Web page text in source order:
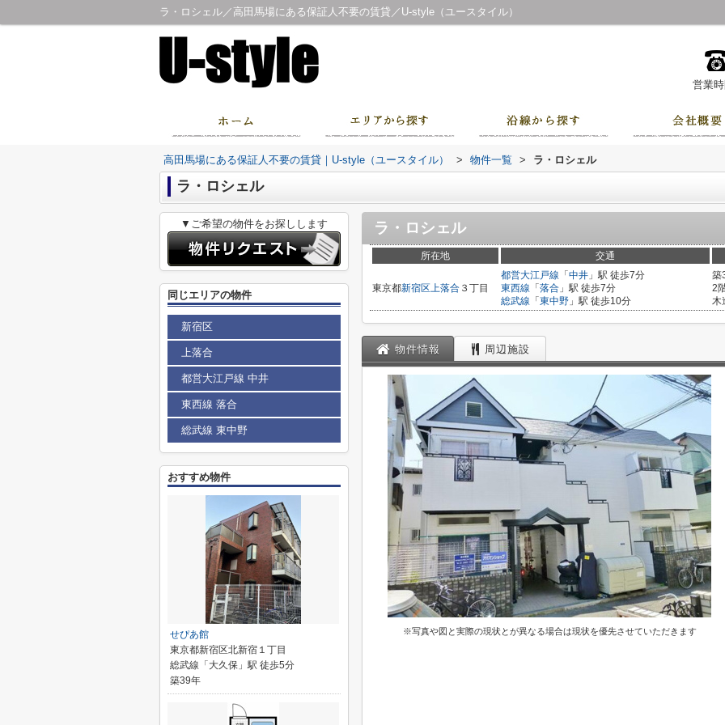
ラ・ロシェル／高田馬場にある保証人不要の賃貸／U-style（ユースタイル）
営業
高田馬場にある保証人不要の賃貸｜U-style（ユースタイル） > 物件一覧 > ラ・ロシェル
ラ・ロシェル
ラ・ロシェル
所在地 交通
東京都新宿区上落合 ３丁目
都営大江戸線 「 中井 」駅 徒歩7分
東西線 「 落合 」駅 徒歩7分
総武線 「 東中野 」駅 徒歩10分
築
2
木
物件情報 周辺施設
※写真や図と実際の現状とが異なる場合は現状を優先させていただきます
▼ご希望の物件をお探しします
同じエリアの物件
新宿区
上落合
都営大江戸線 中井
東西線 落合
総武線 東中野
おすすめ物件
せぴあ館
東京都新宿区北新宿１丁目
総武線「大久保」駅 徒歩5分
築39年